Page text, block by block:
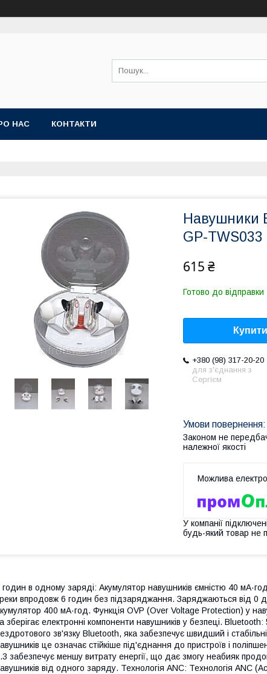
НАС КОНТАКТИ
Навушники
GP-TWS033
615 ₴
Готово до відправки
Купити
+380 (98) 317-20-20
для з'єднання з
Сергієм
Законом не
належної якості
У компанії
будь-який товар не
годин в одному заряді: Акумулятор навушників ємністю 40
впродовж 6 годин без підзаряджання. Заряджаються від 0
400 мА·год. Функція OVP (Over Voltage Protection) у
зберігає електронні компоненти навушників у безпеці.
зв'язку Bluetooth, яка забезпечує швидший і
це означає стійкіше під'єднання до пристроїв і
забезпечує меншу витрату енергії, що дає змогу неабияк
від одного заряду. Технологія ANC: Технологія ANC